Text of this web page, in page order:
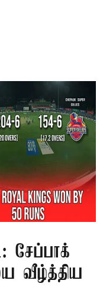
சேப்பாக்
வீழ்த்திய